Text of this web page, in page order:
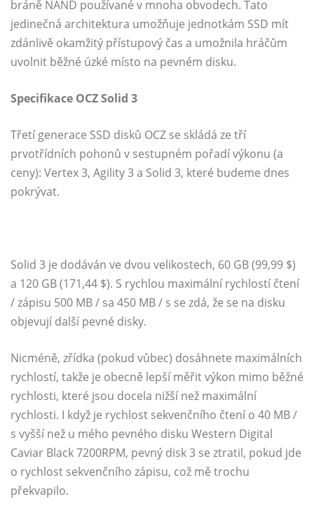
bráně NAND používané v mnoha obvodech. Tato
jedinečná architektura umožňuje jednotkám SSD mít
zdánlivě okamžitý přístupový čas a umožnila hráčům
uvolnit běžné úzké místo na pevném disku.
Specifikace OCZ Solid 3
Třetí generace SSD disků OCZ se skládá ze tří
prvotřídních pohonů v sestupném pořadí výkonu (a
ceny): Vertex 3, Agility 3 a Solid 3, které budeme dnes
pokrývat.
Solid 3 je dodáván ve dvou velikostech, 60 GB (99,99 $)
a 120 GB (171,44 $). S rychlou maximální rychlostí čtení
/ zápisu 500 MB / sa 450 MB / s se zdá, že se na disku
objevují další pevné disky.
Nicméně, zřídka (pokud vůbec) dosáhnete maximálních
rychlostí, takže je obecně lepší měřit výkon mimo běžné
rychlosti, které jsou docela nižší než maximální
rychlosti. I když je rychlost sekvenčního čtení o 40 MB /
s vyšší než u mého pevného disku Western Digital
Caviar Black 7200RPM, pevný disk 3 se ztratil, pokud jde
o rychlost sekvenčního zápisu, což mě trochu
překvapilo.